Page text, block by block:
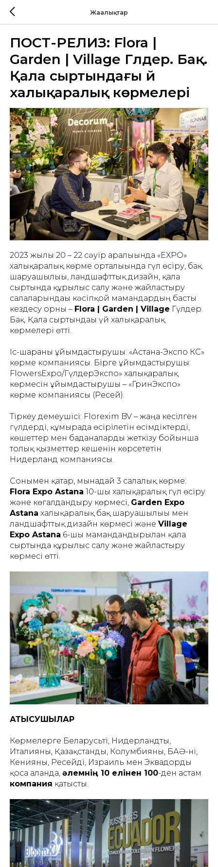
Жаңалықтар
ПОСТ-РЕЛИЗ: Flora |
Garden | Village Гүлдер. Бақ.
Қала сыртындағы үй
халықаралық көрмелері
2023 жылғы 20 – 22 сәуір аралығында «EXPO»
халықаралық көрме орталығында гүл өсіру, бақ
шаруашылығы, ландшафттық дизайн, қала
сыртында құрылыс салу және жайластыру
салаларындағы кәсіпқой мамандардың басты
кездесу орны – Flora | Garden | Village Гүлдер.
Бақ. Қала сыртындағы үй халықаралық
көрмелері өтті.
Іс-шараны ұйымдастырушы: «Астана-Экспо КС»
көрме компаниясы. Бірге ұйымдастырушы:
FlowersExpo/ГүлдерЭкспо» халықаралық
көрмесін ұйымдастырушы – «ГринЭкспо»
көрме компаниясы (Ресей).
Тіркеу демеушісі: Florexim BV – жаңа кесілген
гүлдерді, құмырада өсірілетін өсімдіктерді,
көшеттер мен баданаларды жеткізу бойынша
толық қызметтер кешенін көрсететін
Нидерланд компаниясы.
Сонымен қатар, мынадай 3 салалық көрме:
Flora Expo Astana 10-шы халықаралық гүл өсіру
және көгалдандыру көрмесі, Garden Expo
Astana халықаралық бақ шаруашылығы мен
ландшафттық дизайн көрмесі және Village
Expo Astana 6-шы мамандандырылған қала
сыртында құрылыс салу және жайластыру
көрмесі өтті.
ҚАТЫСУШЫЛАР
Көрмелерге Беларусьті, Нидерландты,
Италияны, Қазақстанды, Колумбияны, БАӘ-ні,
Кенияны, Ресейді, Израиль мен Эквадорды
қоса алғанда, әлемнің 10 елінен 100-ден астам
компания қатысты.